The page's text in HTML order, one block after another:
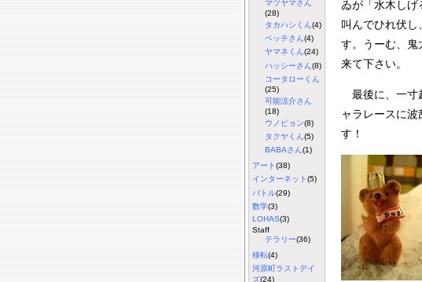
マツヤマさん
(28)
タカハシくん(4)
ベッチさん(4)
ヤマネくん(24)
ハッシーさん (8)
コータローくん
(25)
可能涼介さん
(18)
ウノピョン(8)
タクヤくん (5)
BABAさん (1)
アート(38)
インターネット(5)
バトル(29)
数学(3)
LOHAS(3)
Staff
テラリー(36)
移転(4)
河原町ラストデイ
ズ(24)
ゐが「水木しげ
叫んでひれ伏し
す。うーむ、鬼
来て下さい。
最後に、一寸
ャラレースに
す！